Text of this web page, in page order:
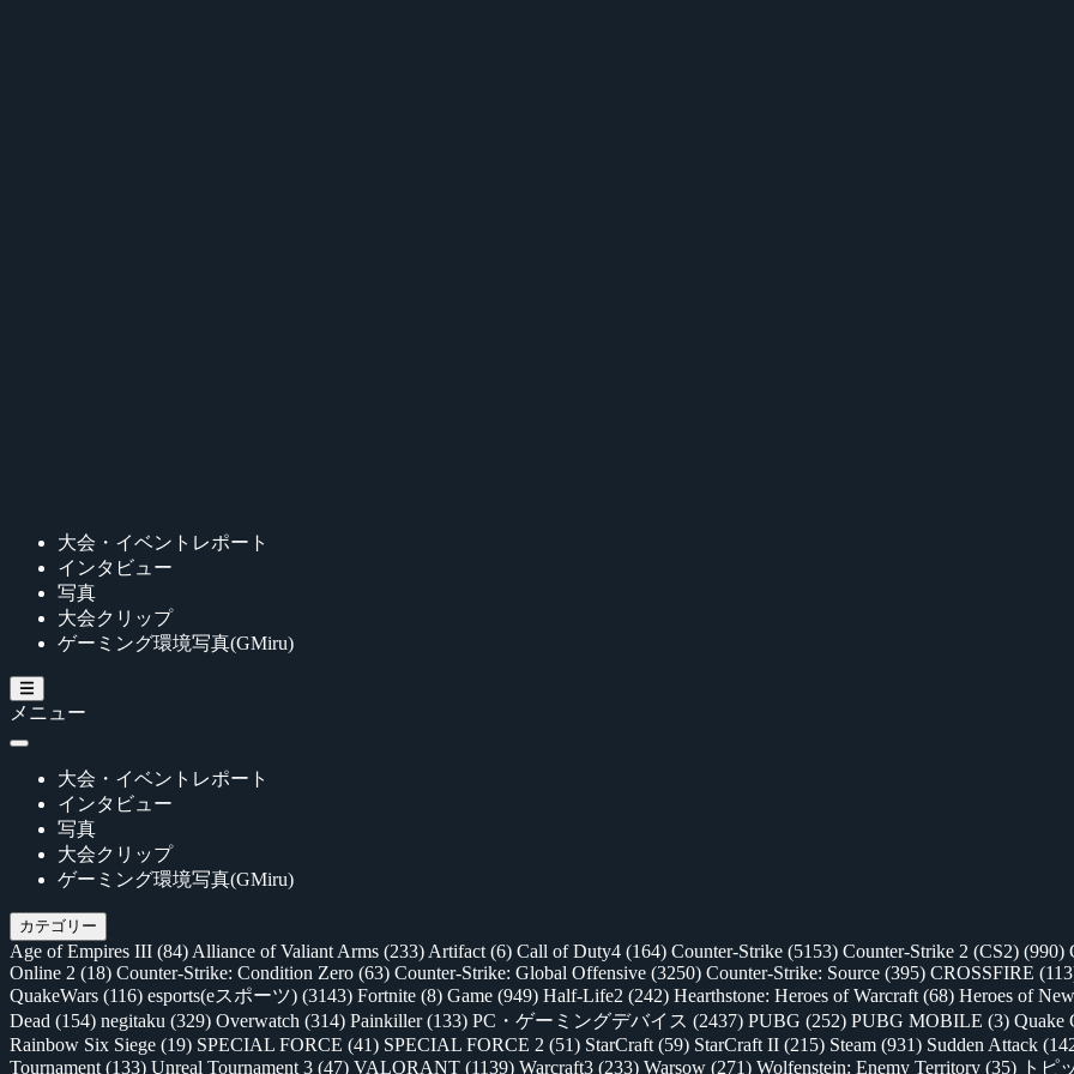
大会・イベントレポート
インタビュー
写真
大会クリップ
ゲーミング環境写真(GMiru)
メニュー
大会・イベントレポート
インタビュー
写真
大会クリップ
ゲーミング環境写真(GMiru)
カテゴリー
Age of Empires III (84) Alliance of Valiant Arms (233) Artifact (6) Call of Duty4 (164) Counter-Strike (5153) Counter-Strike 2 (CS2) (990)
Online 2 (18) Counter-Strike: Condition Zero (63) Counter-Strike: Global Offensive (3250) Counter-Strike: Source (395) CROSSFIRE
QuakeWars (116) esports(eスポーツ) (3143) Fortnite (8) Game (949) Half-Life2 (242) Hearthstone: Heroes of Warcraft (68) Heroes of
Dead (154) negitaku (329) Overwatch (314) Painkiller(133) PC・ゲーミングデバイス (2437) PUBG (252) PUBG MOBILE (3) Quake
Rainbow Six Siege (19) SPECIAL FORCE (41) SPECIAL FORCE 2 (51) StarCraft (59) StarCraft II (215) Steam (931) Sudden Attack
Tournament (133) Unreal Tournament 3 (47) VALORANT (1139) Warcraft3 (233) Warsow (271) Wolfenstein: Enemy Territory (35) トピ